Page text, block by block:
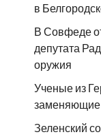
в
В Совфеде
депутата
оружия
Ученые из
заменяющие
Зеленский